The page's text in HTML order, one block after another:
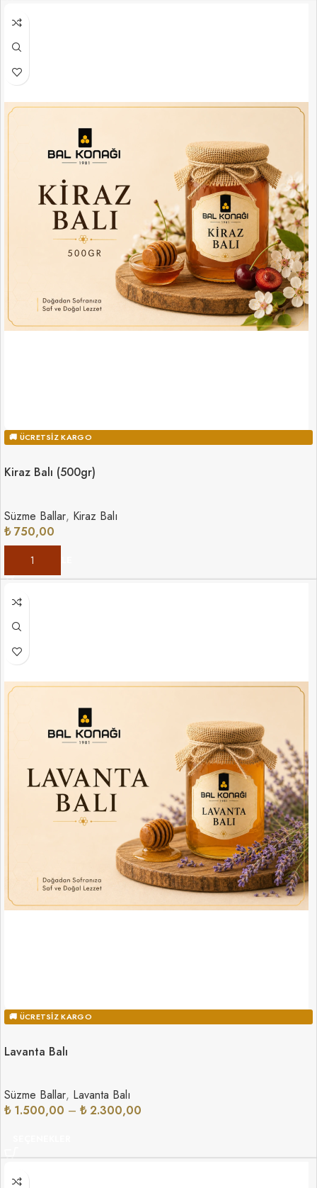
🚚 ÜCRETSIZ KARGO
Kiraz Balı (500gr)
Süzme Ballar, Kiraz Balı
₺750,00
SEPETE EKLE
🚚 ÜCRETSIZ KARGO
Lavanta Balı
Süzme Ballar, Lavanta Balı
₺1.500,00 – ₺2.300,00